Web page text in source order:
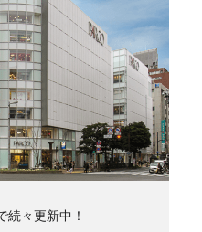
続々更新中！